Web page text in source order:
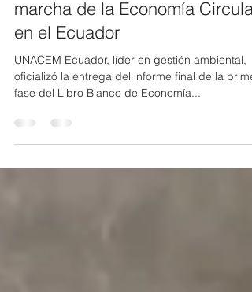
UNACEM apoya la puesta en
marcha de la Economía Circular
en el Ecuador
UNACEM Ecuador, líder en gestión ambiental,
fase del Libro Blanco de Economía...